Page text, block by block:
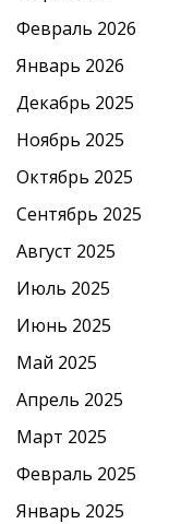
Февраль 2026
Январь 2026
Декабрь 2025
Ноябрь 2025
Октябрь 2025
Сентябрь 2025
Август 2025
Июль 2025
Июнь 2025
Май 2025
Апрель 2025
Март 2025
Февраль 2025
Январь 2025